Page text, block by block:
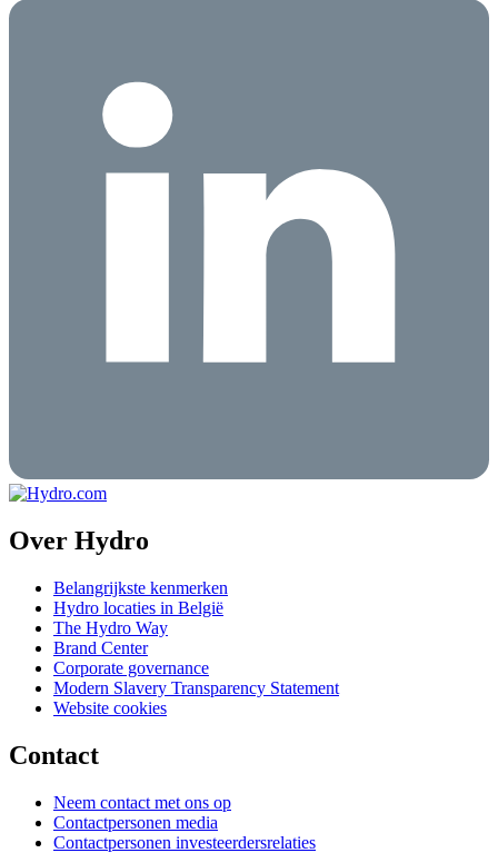
Over Hydro
Belangrijkste kenmerken
Hydro locaties in België
The Hydro Way
Brand Center
Corporate governance
Modern Slavery Transparency Statement
Website cookies
Contact
Neem contact met ons op
Contactpersonen media
Contactpersonen investeerdersrelaties